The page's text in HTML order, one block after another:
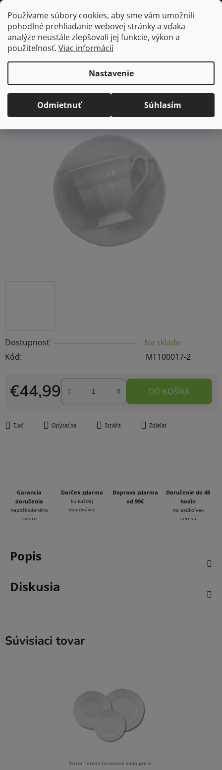
Používame súbory cookies, aby sme vám umožnili
pohodlné prehliadanie webovej stránky a vďaka
analýze neustále zlepšovali jej funkcie, výkon a
použiteľnosť. Viac informácií
Nastavenie
Odmietnuť Súhlasím
Prejsť
na
obsah
Hľadať
Domov
/ Vybavenie do jedálne
Maria Teresa Kávová súprava 250ml,
12 ks
Dostupnosť
Na sklade
Kód:
MT100017-2
€44,99
Jednotková cena:
DO KOŠÍKA
Tlač Opýtať sa Strážiť Zdieľať
Maria Teresa Kávová
súprava 250ml, 12 ks
Priemerné
hodnotenie
Neohodnotené Podrobnosti hodnotenia
Garancia
doručenia
nepoškodeného
tovaru
Darček zdarma
ku každej
objednávke
Doprava zdarma
od 99€
Doručenie do 48
hodín
na akúkoľvek
adresu
Popis
Diskusia
Súvisiaci tovar
Maria Teresa tanierová sada pre 6